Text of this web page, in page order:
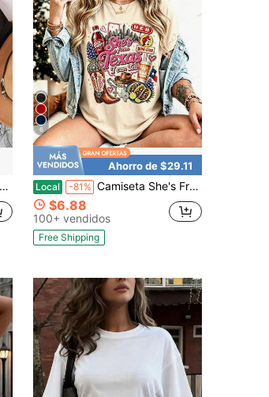
6
Ahorro de $29.11
Local -81% Camiseta She's From Texas, Camiseta de Vaquera con Encanto Sureño Nativa de Texas, Camisetas Gráficas Casuales para Mujeres, Camisetas Unisex para Salidas de Verano Vacaciones Playa
$6.88
100+ vendidos
Free Shipping